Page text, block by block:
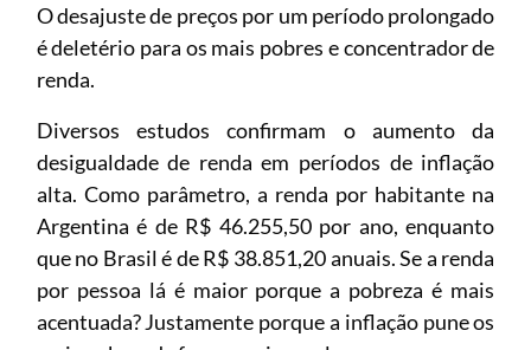
O desajuste de preços por um período prolongado
é deletério para os mais pobres e concentrador de
renda.
Diversos estudos confirmam o aumento da
desigualdade de renda em períodos de inflação
alta. Como parâmetro, a renda por habitante na
Argentina é de R$ 46.255,50 por ano, enquanto
que no Brasil é de R$ 38.851,20 anuais. Se a renda
por pessoa lá é maior porque a pobreza é mais
acentuada? Justamente porque a inflação pune os